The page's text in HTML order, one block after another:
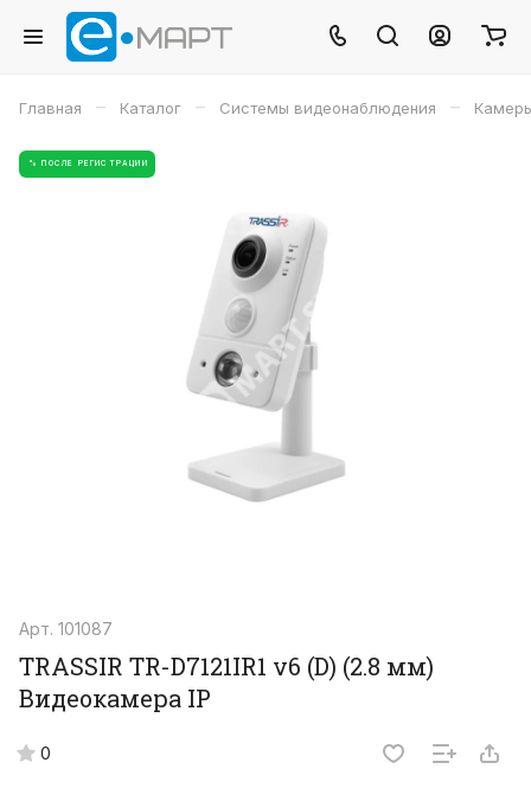
Главная – Каталог – Системы видеонаблюдения –
% ПОСЛЕ РЕГИСТРАЦИИ
Арт. 101087
TRASSIR TR-D7121IR1 v6 (D) (2.8 мм)
Видеокамера IP
0